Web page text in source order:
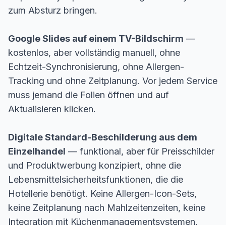
zum Absturz bringen.
Google Slides auf einem TV-Bildschirm —
kostenlos, aber vollständig manuell, ohne
Echtzeit-Synchronisierung, ohne Allergen-
Tracking und ohne Zeitplanung. Vor jedem Service
muss jemand die Folien öffnen und auf
Aktualisieren klicken.
Digitale Standard-Beschilderung aus dem
Einzelhandel — funktional, aber für Preisschilder
und Produktwerbung konzipiert, ohne die
Lebensmittelsicherheitsfunktionen, die die
Hotellerie benötigt. Keine Allergen-Icon-Sets,
keine Zeitplanung nach Mahlzeitenzeiten, keine
Integration mit Küchenmanagementsystemen.